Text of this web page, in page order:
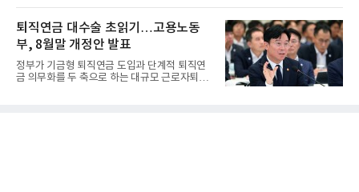
퇴직연금 대수술 초읽기…고용노동
부, 8월말 개정안 발표
정부가 기금형 퇴직연금 도입과 단계적 퇴직연
금 의무화를 두 축으로 하는 대규모 근로자퇴직